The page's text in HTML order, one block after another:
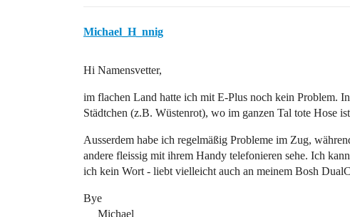
Michael_H_nnig
Hi Namensvetter,
im flachen Land hatte ich mit E-Plus noch kein Problem.
Städtchen (z.B. Wüstenrot), wo im ganzen Tal tote Hose
Ausserdem habe ich regelmäßig Probleme im Zug,
andere fleissig mit ihrem Handy telefonieren sehe. Ich
ich kein Wort - liebt vielleicht auch an meinem Bosh
Bye
Michael